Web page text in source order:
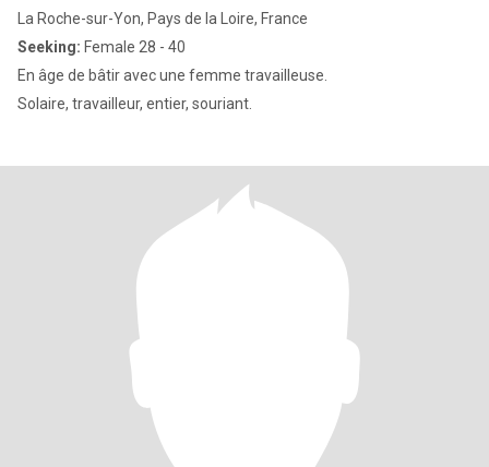
La Roche-sur-Yon, Pays de la Loire, France
Seeking: Female 28 - 40
En âge de bâtir avec une femme travailleuse.
Solaire, travailleur, entier, souriant.